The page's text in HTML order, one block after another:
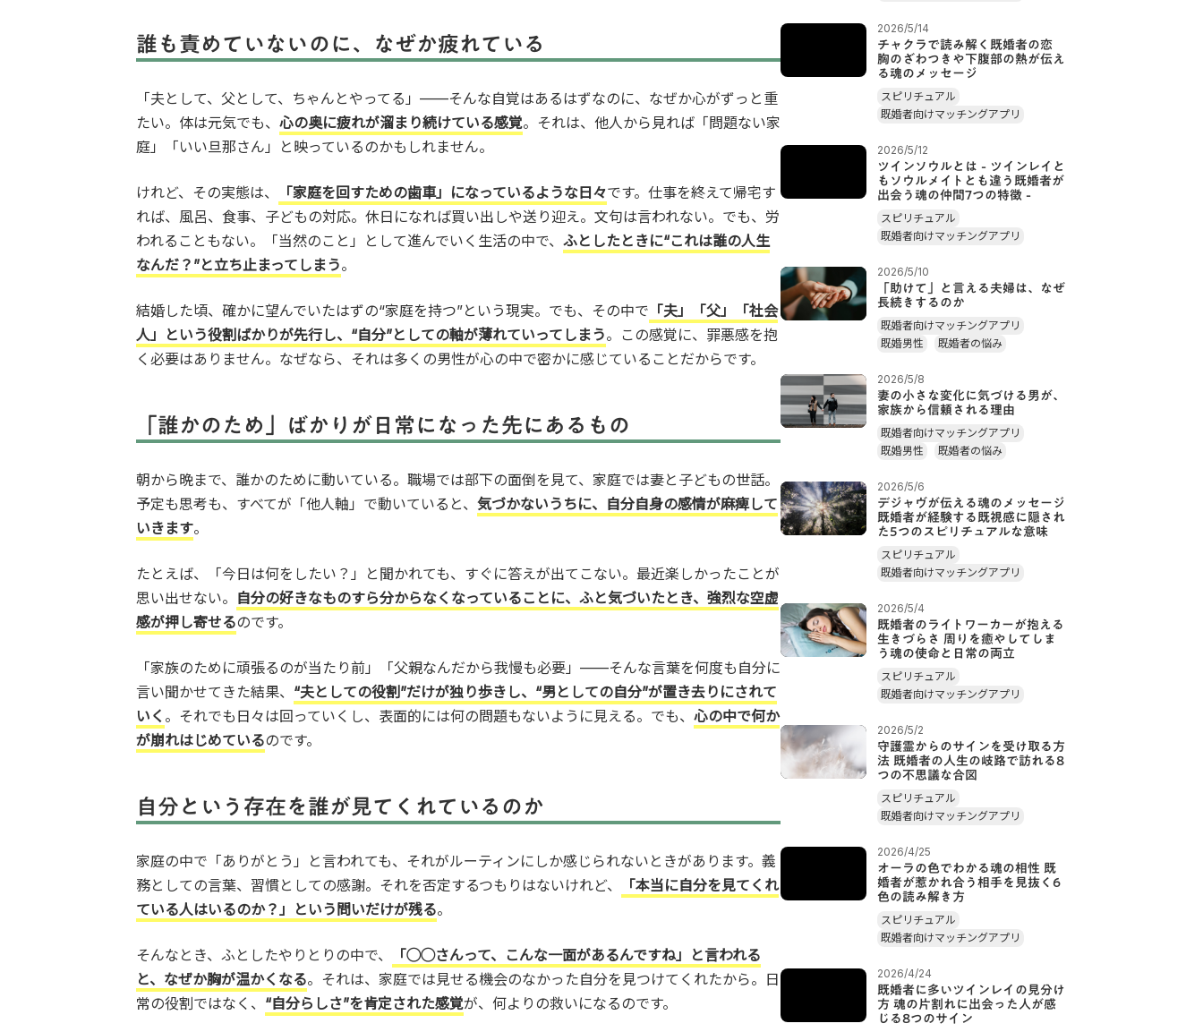
誰も責めていないのに、なぜか疲れている
「夫として、父として、ちゃんとやってる」——そんな自覚はあるはずなのに、なぜか心がずっと重
たい。体は元気でも、 心の奥に疲れが溜まり続けている感覚。それは、他人から見れば「問題ない家
庭」「いい旦那さん」と映っているのかもしれません。
けれど、その実態は、 「家庭を回すための歯車」になっているような日々です。仕事を終えて帰宅す
れば、風呂、食事、子どもの対応。休日になれば買い出しや送り迎え。文句は言われない。でも、労
われることもない。「当然のこと」として進んでいく生活の中で、 ふとしたときに“これは誰の人生
なんだ？”と立ち止まってしまう。
結婚した頃、確かに望んでいたはずの“家庭を持つ”という現実。でも、その中で 「夫」「父」「社会
人」という役割ばかりが先行し、“自分”としての軸が薄れていってしまう。この感覚に、罪悪感を抱
く必要はありません。なぜなら、それは多くの男性が心の中で密かに感じていることだからです。
「誰かのため」ばかりが日常になった先にあるもの
朝から晩まで、誰かのために動いている。職場では部下の面倒を見て、家庭では妻と子どもの世話。
予定も思考も、すべてが「他人軸」で動いていると、 気づかないうちに、自分自身の感情が麻痺して
いきます。
たとえば、「今日は何をしたい？」と聞かれても、すぐに答えが出てこない。最近楽しかったことが
思い出せない。 自分の好きなものすら分からなくなっていることに、ふと気づいたとき、強烈な空虚
感が押し寄せるのです。
「家族のために頑張るのが当たり前」「父親なんだから我慢も必要」——そんな言葉を何度も自分に
言い聞かせてきた結果、 “夫としての役割”だけが独り歩きし、“男としての自分”が置き去りにされて
いく 。それでも日々は回っていくし、表面的には何の問題もないように見える。でも、 心の中で何か
が崩れはじめているのです。
自分という存在を誰が見てくれているのか
家庭の中で「ありがとう」と言われても、それがルーティンにしか感じられないときがあります。義
務としての言葉、習慣としての感謝。それを否定するつもりはないけれど、
「本当に自分を見てくれ
ている人はいるのか？」という問いだけが残る。
そんなとき、ふとしたやりとりの中で、
「◯◯さんって、こんな一面があるんですね」と言われる
と、なぜか胸が温かくなる。それは、家庭では見せる機会のなかった自分を見つけてくれたから。日
常の役割ではなく、 “自分らしさ”を肯定された感覚が、何よりの救いになるのです。
2026/5/14
チャクラで読み解く既婚者の恋
胸のざわつきや下腹部の熱が伝え
る魂のメッセージ
スピリチュアル
既婚者向けマッチングアプリ
2026/5/12
ツインソウルとは - ツインレイと
もソウルメイトとも違う既婚者が
出会う魂の仲間7つの特徴 -
スピリチュアル
既婚者向けマッチングアプリ
2026/5/10
「助けて」と言える夫婦は、なぜ
長続きするのか
既婚者向けマッチングアプリ
既婚男性
既婚者の悩み
2026/5/8
妻の小さな変化に気づける男が、
家族から信頼される理由
既婚者向けマッチングアプリ
既婚男性
既婚者の悩み
2026/5/6
デジャヴが伝える魂のメッセージ
既婚者が経験する既視感に隠され
た5つのスピリチュアルな意味
スピリチュアル
既婚者向けマッチングアプリ
2026/5/4
既婚者のライトワーカーが抱える
生きづらさ 周りを癒やしてしま
う魂の使命と日常の両立
スピリチュアル
既婚者向けマッチングアプリ
2026/5/2
守護霊からのサインを受け取る方
法 既婚者の人生の岐路で訪れる8
つの不思議な合図
スピリチュアル
既婚者向けマッチングアプリ
2026/4/25
オーラの色でわかる魂の相性 既
婚者が惹かれ合う相手を見抜く6
色の読み解き方
スピリチュアル
既婚者向けマッチングアプリ
2026/4/24
既婚者に多いツインレイの見分け
方 魂の片割れに出会った人が感
じる8つのサイン